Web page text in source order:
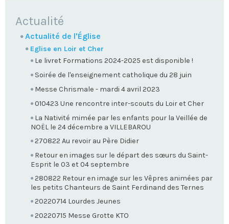
NAVIGATION
Actualité
Actualité de l'Église
Eglise en Loir et Cher
Le livret Formations 2024-2025 est disponible !
Soirée de l'enseignement catholique du 28 juin
Messe Chrismale - mardi 4 avril 2023
010423 Une rencontre inter-scouts du Loir et Cher
La Nativité mimée par les enfants pour la Veillée de
NOËL le 24 décembre a VILLEBAROU
270822 Au revoir au Père Didier
Retour en images sur le départ des sœurs du Saint-
Esprit le 03 et 04 septembre
280822 Retour en image sur les Vêpres animées par
les petits Chanteurs de Saint Ferdinand des Ternes
20220714 Lourdes Jeunes
20220715 Messe Grotte KTO